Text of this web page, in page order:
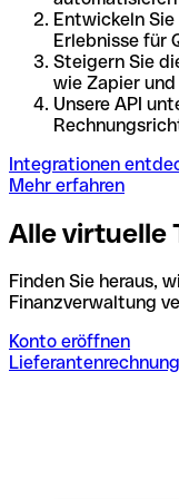
Entwickeln
Erlebnisse für
Steigern Sie
wie Zapier und
Unsere API
Integrationen
Mehr erfahren
Alle virtuelle
Finden Sie heraus,
Finanzverwaltung
Konto eröffnen